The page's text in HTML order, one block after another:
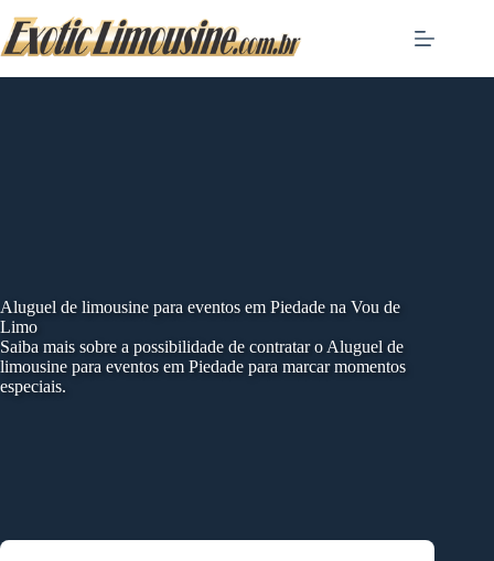
to
content
Aluguel de limousine para eventos em Piedade na Vou de
Limo
Saiba mais sobre a possibilidade de contratar o Aluguel de
limousine para eventos em Piedade para marcar momentos
especiais.